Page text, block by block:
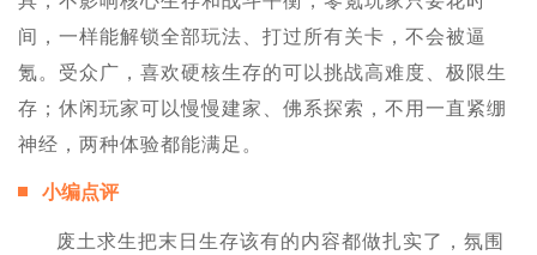
间，一样能解锁全部玩法、打过所有关卡，不会被逼
氪。受众广，喜欢硬核生存的可以挑战高难度、极限生
存；休闲玩家可以慢慢建家、佛系探索，不用一直紧绷
神经，两种体验都能满足。
小编点评
废土求生把末日生存该有的内容都做扎实了，氛围